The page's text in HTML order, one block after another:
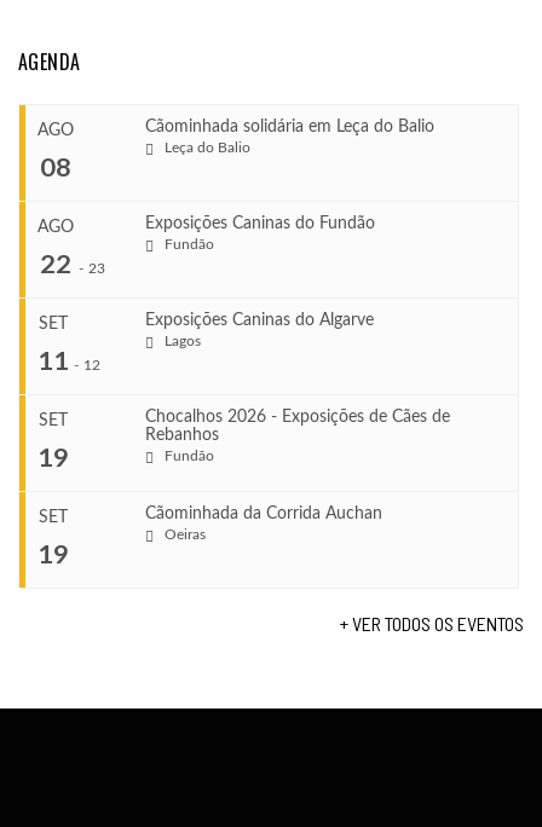
AGENDA
AGO
08
Cãominhada solidária em Leça do Balio
Leça do Balio
COMEÇA
Ago 8, 2026
TERMINA
Ago 8, 2026
Leça do Balio
AGO
22 - 23
Exposições Caninas do Fundão
Fundão
Ago 22, 2026
Ago 23, 2026
VENUE
SET
11 - 12
Exposições Caninas do Algarve
Lagos
Set 11, 2026
SET
19
Chocalhos 2026 - Exposições de Cães de
Rebanhos
Fundão
SET
19
Cãominhada da Corrida Auchan
Oeiras
+ VER TODOS OS EVENTOS